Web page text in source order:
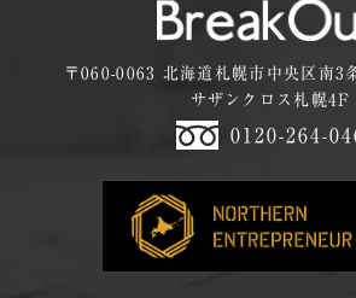
〒060-0063 北海道札幌市中央区南
サザンクロス札幌4F
0120-264-